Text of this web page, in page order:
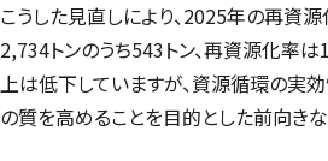
こうした見直しにより、2025年の再資
2,734トンのうち543トン、再資源化率
上は低下していますが、資源循環の実
の質を高めることを目的とした前向きな